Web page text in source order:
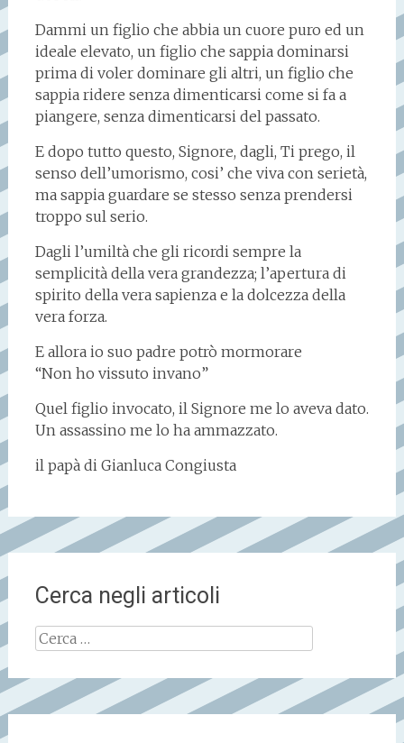
Dammi un figlio che abbia un cuore puro ed un
ideale elevato, un figlio che sappia dominarsi
prima di voler dominare gli altri, un figlio che
sappia ridere senza dimenticarsi come si fa a
piangere, senza dimenticarsi del passato.
E dopo tutto questo, Signore, dagli, Ti prego, il
senso dell’umorismo, cosi’ che viva con serietà,
ma sappia guardare se stesso senza prendersi
troppo sul serio.
Dagli l’umiltà che gli ricordi sempre la
semplicità della vera grandezza; l’apertura di
spirito della vera sapienza e la dolcezza della
vera forza.
E allora io suo padre potrò mormorare
“Non ho vissuto invano”
Quel figlio invocato, il Signore me lo aveva dato.
Un assassino me lo ha ammazzato.
il papà di Gianluca Congiusta
Cerca negli articoli
Ricerca